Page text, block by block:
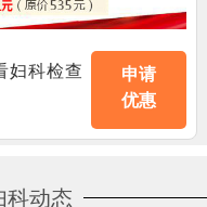
妇科检查
申请
优惠
科动态